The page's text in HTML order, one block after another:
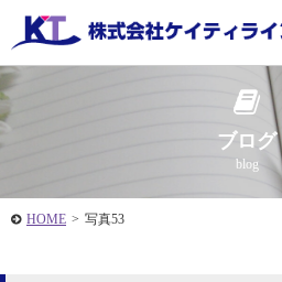
ブログ
blog
HOME > 写真53